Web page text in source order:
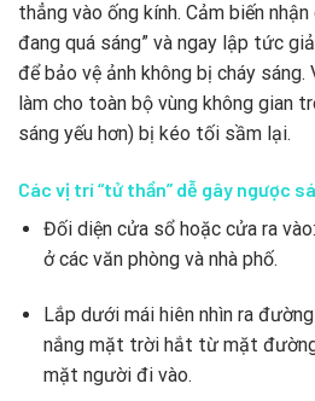
thẳng vào ống kính. Cảm biến nhận
đang quá sáng” và ngay lập tức
để bảo vệ ảnh không bị cháy sáng.
làm cho toàn bộ vùng không gian
sáng yếu hơn) bị kéo tối sầm lại.
Các vị trí “tử thần” dễ gây ngược
Đối diện cửa sổ hoặc cửa ra
ở các văn phòng và nhà phố.
Lắp dưới mái hiên nhìn ra
nắng mặt trời hắt từ mặt
mặt người đi vào.